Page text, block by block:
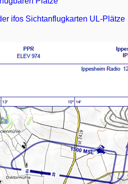
ifos Sichtanflugkarten UL-Plätze